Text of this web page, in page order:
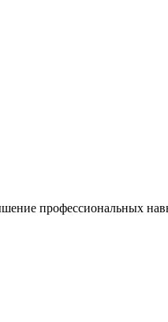
профессиональных